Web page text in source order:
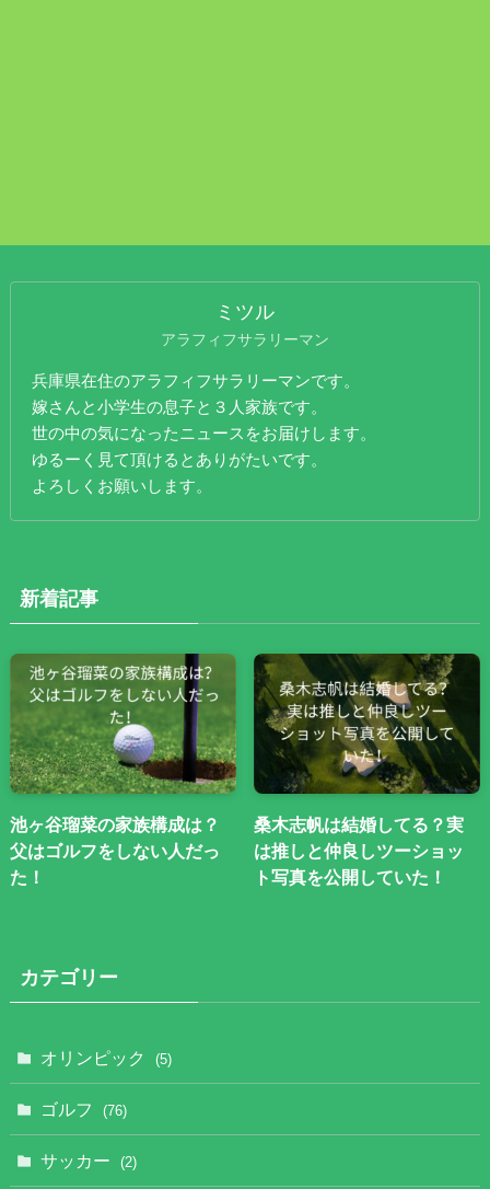
ミツル
アラフィフサラリーマン
兵庫県在住のアラフィフサラリーマンです。
嫁さんと小学生の息子と３人家族です。
世の中の気になったニュースをお届けします。
ゆるーく見て頂けるとありがたいです。
よろしくお願いします。
新着記事
池ヶ谷瑠菜の家族構成は？
父はゴルフをしない人だっ
た！
桑木志帆は結婚してる？実
は推しと仲良しツーショッ
ト写真を公開していた！
カテゴリー
オリンピック (5)
ゴルフ (76)
サッカー (2)